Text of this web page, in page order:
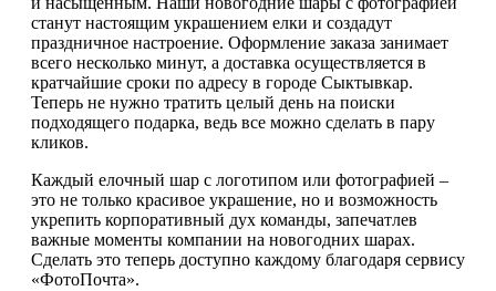
станут настоящим украшением елки и создадут
праздничное настроение. Оформление заказа занимает
всего несколько минут, а доставка осуществляется в
кратчайшие сроки по адресу в городе Сыктывкар.
Теперь не нужно тратить целый день на поиски
подходящего подарка, ведь все можно сделать в пару
кликов.
Каждый елочный шар с логотипом или фотографией –
это не только красивое украшение, но и возможность
укрепить корпоративный дух команды, запечатлев
важные моменты компании на новогодних шарах.
Сделать это теперь доступно каждому благодаря сервису
«ФотоПочта».